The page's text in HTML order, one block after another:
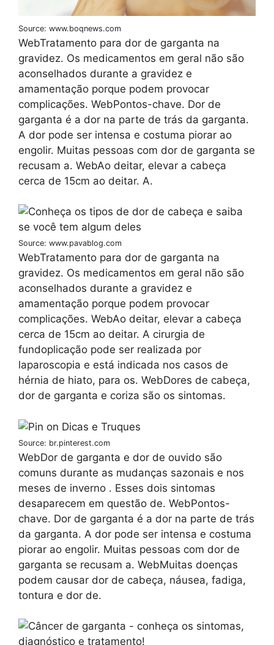
Source: www.boqnews.com
WebTratamento para dor de garganta na
gravidez. Os medicamentos em geral não são
aconselhados durante a gravidez e
amamentação porque podem provocar
complicações. WebPontos-chave. Dor de
garganta é a dor na parte de trás da garganta.
A dor pode ser intensa e costuma piorar ao
engolir. Muitas pessoas com dor de garganta se
recusam a. WebAo deitar, elevar a cabeça
cerca de 15cm ao deitar. A.
Source: www.pavablog.com
WebTratamento para dor de garganta na
gravidez. Os medicamentos em geral não são
aconselhados durante a gravidez e
amamentação porque podem provocar
complicações. WebAo deitar, elevar a cabeça
cerca de 15cm ao deitar. A cirurgia de
fundoplicação pode ser realizada por
laparoscopia e está indicada nos casos de
hérnia de hiato, para os. WebDores de cabeça,
dor de garganta e coriza são os sintomas.
Source: br.pinterest.com
WebDor de garganta e dor de ouvido são
comuns durante as mudanças sazonais e nos
meses de inverno . Esses dois sintomas
desaparecem em questão de. WebPontos-
chave. Dor de garganta é a dor na parte de trás
da garganta. A dor pode ser intensa e costuma
piorar ao engolir. Muitas pessoas com dor de
garganta se recusam a. WebMuitas doenças
podem causar dor de cabeça, náusea, fadiga,
tontura e dor de.